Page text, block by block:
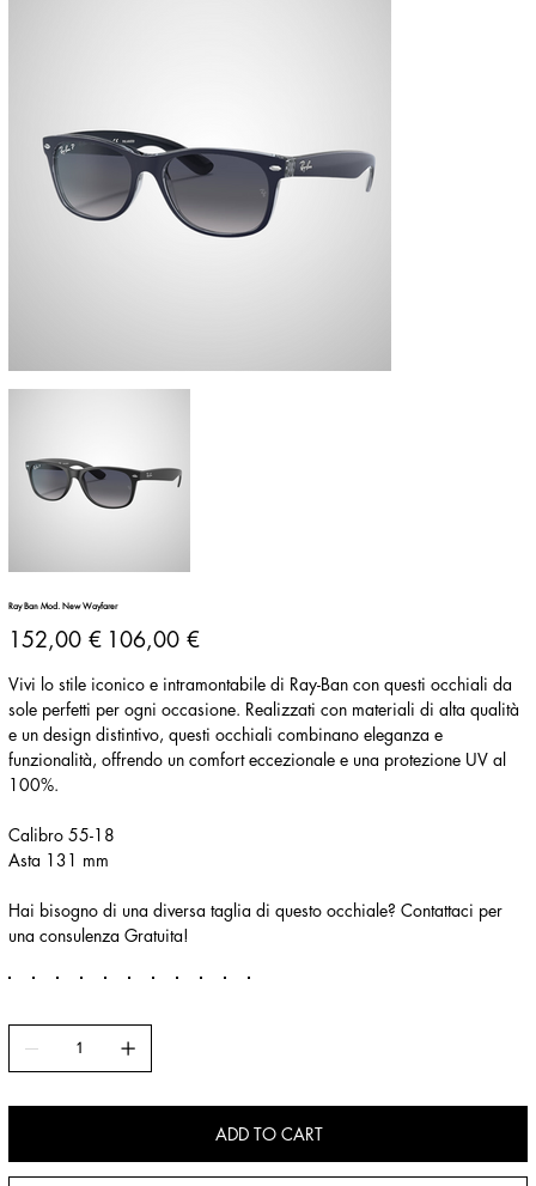
Ray Ban Mod. New Wayfarer
Prezzo
originale
152,00 €
Prezzo
scontato
106,00 €
Vivi lo stile iconico e intramontabile di Ray-Ban con questi occhiali da
sole perfetti per ogni occasione. Realizzati con materiali di alta qualità
e un design distintivo, questi occhiali combinano eleganza e
funzionalità, offrendo un comfort eccezionale e una protezione UV al
100%.
Calibro 55-18
Asta 131 mm
Hai bisogno di una diversa taglia di questo occhiale? Contattaci per
una consulenza Gratuita!
ADD TO CART